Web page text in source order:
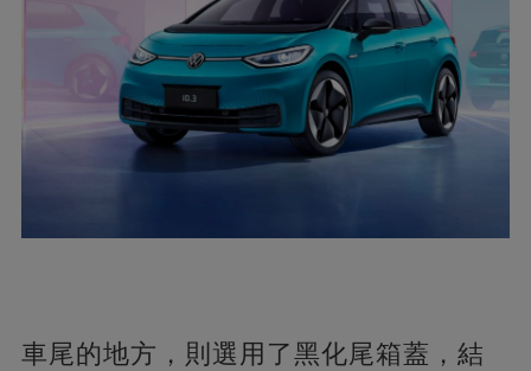
車尾的地方，則選用了黑化尾箱蓋，結